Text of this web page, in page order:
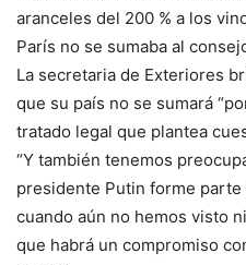
aranceles del 200 % a los
París no se sumaba al
La secretaria de Exteriores
que su país no se sumará
tratado legal que plantea
“Y también tenemos
presidente Putin forme parte
cuando aún no hemos visto
que habrá un compromiso